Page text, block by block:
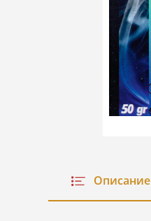
Описание